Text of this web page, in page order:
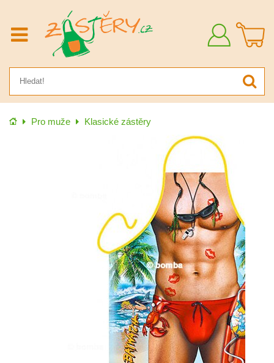
Přihlásit
Úvod Pro muže Klasické zástěry